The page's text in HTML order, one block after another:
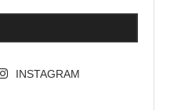
INSTAGRAM